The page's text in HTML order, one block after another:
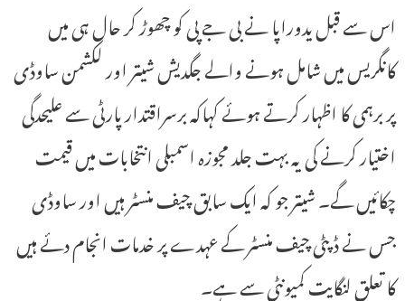
اس سے قبل یدوراپا نے بی جے پی کو چھوڑ کر حال ہی میں
کانگریس میں شامل ہونے والے جگدیش شیتر اور لکشمن ساوڈی
پر برہمی کا اظہار کرتے ہوئے کہاکہ برسراقتدار پارٹی سے علیحدگی
اختیار کرنے کی یہ بہت جلد مجوزہ اسمبلی انتخابات میں قیمت
چکائیں گے۔ شیتر جو کہ ایک سابق چیف منسٹر ہیں اور ساوڈی
جس نے ڈپٹی چیف منسٹر کے عہدے پر خدمات انجام دئے ہیں
کا تعلق لنگایت کمیونٹی سے ہے۔